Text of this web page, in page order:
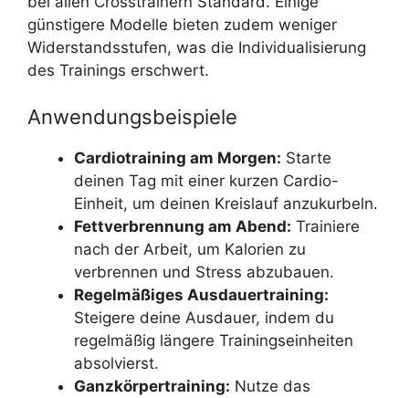
günstigere Modelle bieten zudem weniger
Widerstandsstufen, was die Individualisierung
des Trainings erschwert.
Anwendungsbeispiele
Cardiotraining am Morgen: Starte
deinen Tag mit einer kurzen Cardio-
Einheit, um deinen Kreislauf anzukurbeln.
Fettverbrennung am Abend: Trainiere
nach der Arbeit, um Kalorien zu
verbrennen und Stress abzubauen.
Regelmäßiges Ausdauertraining:
Steigere deine Ausdauer, indem du
regelmäßig längere Trainingseinheiten
absolvierst.
Ganzkörpertraining: Nutze das